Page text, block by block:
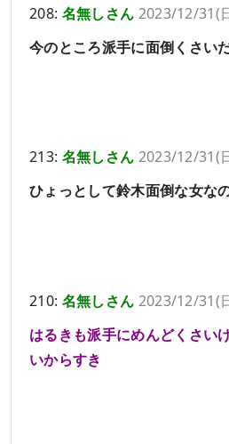
208: 名無しさん 2023/12/31(
今のところ派手に面倒くさい
213: 名無しさん 2023/12/31(
ひょっとして鈴木面倒な女な
210: 名無しさん 2023/12/31(
はるきも派手にめんどくさい
いからすき